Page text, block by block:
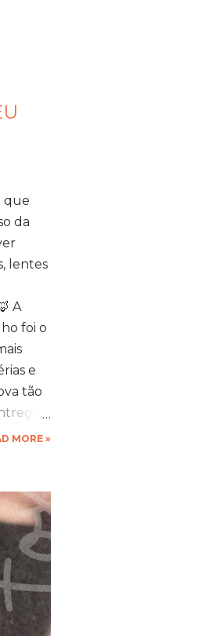
que
da
lentes
A
foi o
e
tão
de
para
ir
do
A
e
MORE »